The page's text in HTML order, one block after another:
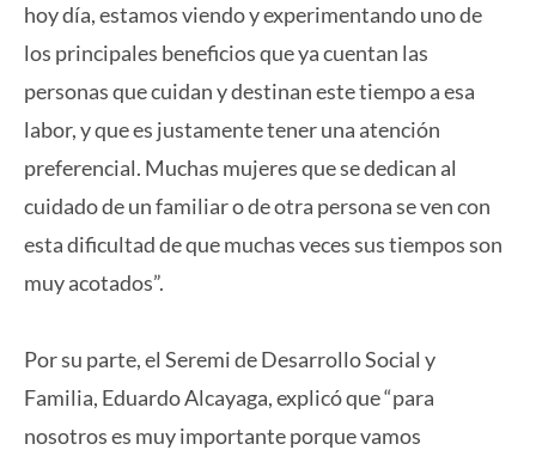
hoy día, estamos viendo y experimentando uno de
los principales beneficios que ya cuentan las
personas que cuidan y destinan este tiempo a esa
labor, y que es justamente tener una atención
preferencial. Muchas mujeres que se dedican al
cuidado de un familiar o de otra persona se ven con
esta dificultad de que muchas veces sus tiempos son
muy acotados”.
Por su parte, el Seremi de Desarrollo Social y
Familia, Eduardo Alcayaga, explicó que “para
nosotros es muy importante porque vamos